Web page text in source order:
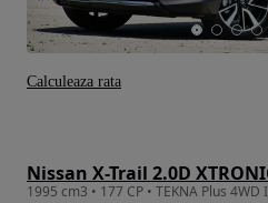
Calculeaza rata